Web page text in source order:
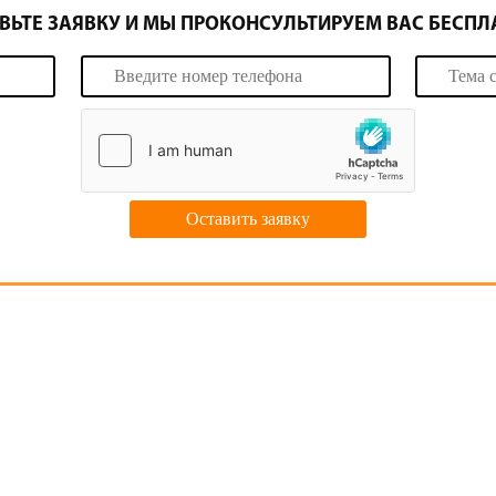
ЗАЯВКУ И МЫ ПРОКОНСУЛЬТИРУЕМ ВАС